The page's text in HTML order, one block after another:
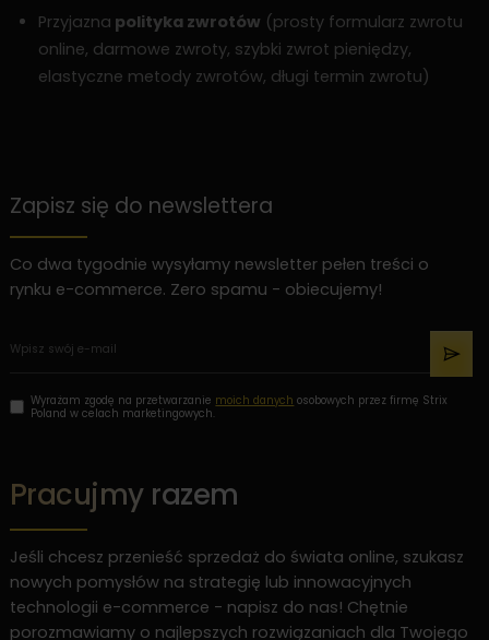
Przyjazna polityka zwrotów (prosty formularz zwrotu
online, darmowe zwroty, szybki zwrot pieniędzy,
elastyczne metody zwrotów, długi termin zwrotu)
Zapisz się do newslettera
Co dwa tygodnie wysyłamy newsletter pełen treści o
rynku e-commerce. Zero spamu - obiecujemy!
Wyrażam zgodę na przetwarzanie moich danych osobowych przez firmę Strix
Poland w celach marketingowych.
Pracujmy razem
Jeśli chcesz przenieść sprzedaż do świata online, szukasz
nowych pomysłów na strategię lub innowacyjnych
technologii e-commerce - napisz do nas! Chętnie
porozmawiamy o najlepszych rozwiązaniach dla Twojego